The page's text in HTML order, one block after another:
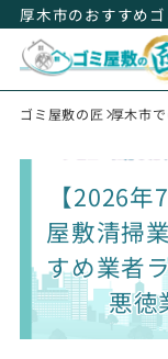
厚木市のおすすめ
ゴミ屋敷の匠 厚木市
【2026
屋敷清掃
すめ業者
悪徳